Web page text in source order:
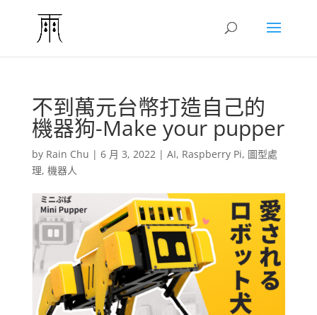
不到萬元台幣打造自己的
機器狗-Make your pupper
by Rain Chu | 6 月 3, 2022| AI, Raspberry Pi, 圖型處
理, 機器人